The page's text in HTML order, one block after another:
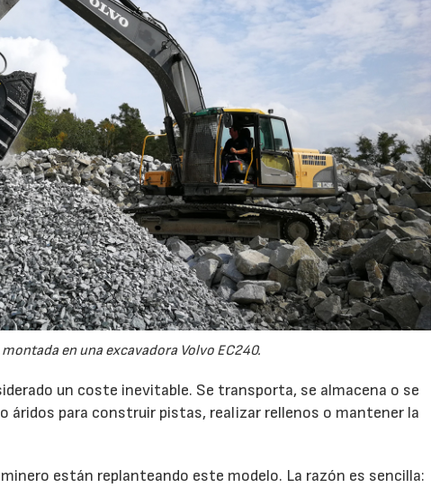
en una excavadora Volvo EC240.
un coste inevitable. Se transporta, se almacena o se
áridos para construir pistas, realizar rellenos o mantener la
están replanteando este modelo. La razón es sencilla: